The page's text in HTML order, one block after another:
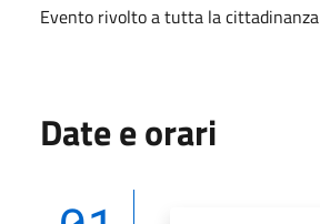
Evento rivolto a tutta la cittadinanza
Date e orari